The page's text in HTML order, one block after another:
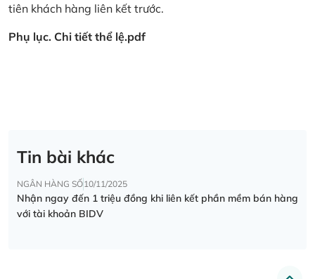
tiên khách hàng liên kết trước.
Phụ lục. Chi tiết thể lệ.pdf
Tin bài khác
NGÂN HÀNG SỐ10/11/2025
Nhận ngay đến 1 triệu đồng khi liên kết phần mềm bán hàng
với tài khoản BIDV